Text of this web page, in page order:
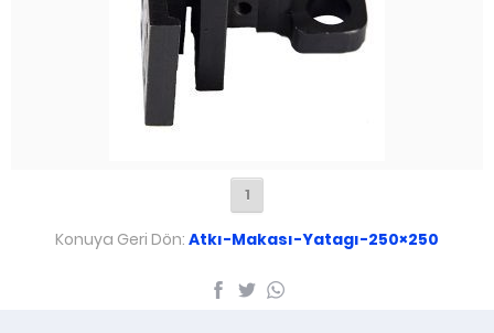
1
Konuya Geri Dön: Atkı-Makası-Yatagı-250×250